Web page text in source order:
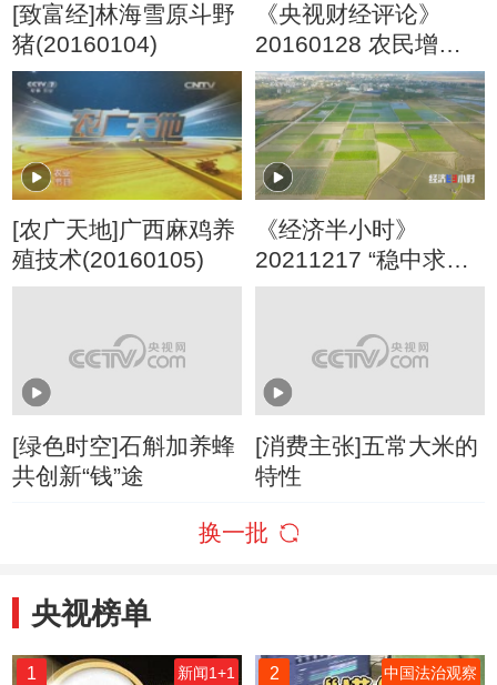
[致富经]林海雪原斗野
猪(20160104)
《央视财经评论》
20160128 农民增收
靠种地还是打工？
[农广天地]广西麻鸡养
殖技术(20160105)
《经济半小时》
20211217 “稳中求
进”看经济：走进种业
[绿色时空]石斛加养蜂
共创新“钱”途
[消费主张]五常大米的
特性
换一批
央视榜单
1 新闻1+1 2 中国法治观察